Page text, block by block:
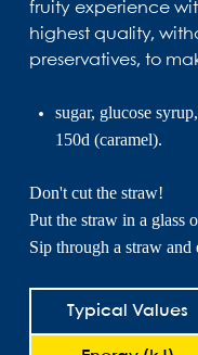
fruity experience
highest quality,
preservatives, to
sugar, glucose
150d (caramel).
Don't cut the straw!
Put the straw in a glass
Sip through a straw and
Typical Values